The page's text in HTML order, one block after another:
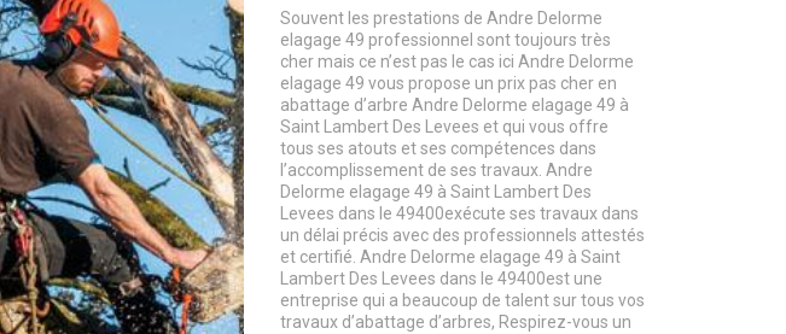
Souvent les prestations de Andre Delorme
elagage 49 professionnel sont toujours très
cher mais ce n’est pas le cas ici Andre Delorme
elagage 49 vous propose un prix pas cher en
abattage d’arbre Andre Delorme elagage 49 à
Saint Lambert Des Levees et qui vous offre
tous ses atouts et ses compétences dans
l’accomplissement de ses travaux. Andre
Delorme elagage 49 à Saint Lambert Des
Levees dans le 49400exécute ses travaux dans
un délai précis avec des professionnels attestés
et certifié. Andre Delorme elagage 49 à Saint
Lambert Des Levees dans le 49400est une
entreprise qui a beaucoup de talent sur tous vos
travaux d’abattage d’arbres, Respirez-vous un